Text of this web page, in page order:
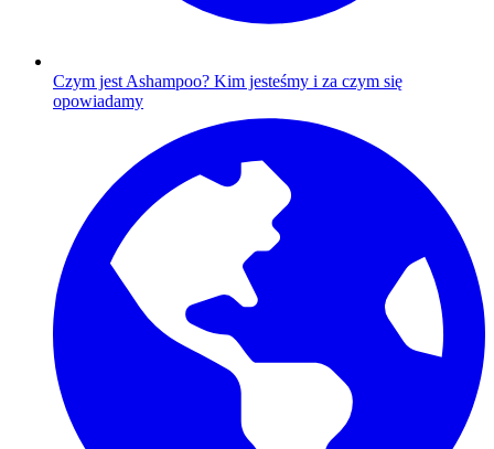
Czym jest Ashampoo? Kim jesteśmy i za czym się
opowiadamy